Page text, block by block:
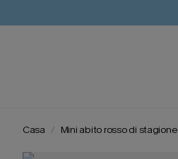
Casa Mini abito rosso di stagione